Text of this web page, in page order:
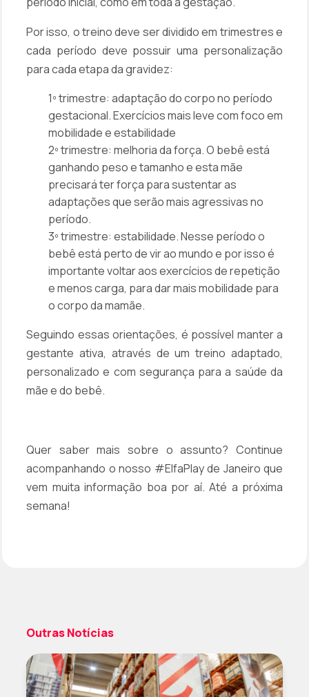
Por isso, o treino deve ser dividido em trimestres e
cada período deve possuir uma personalização
para cada etapa da gravidez:
1º trimestre: adaptação do corpo no período
gestacional. Exercícios mais leve com foco em
mobilidade e estabilidade
2º trimestre: melhoria da força. O bebê está
ganhando peso e tamanho e esta mãe
precisará ter força para sustentar as
adaptações que serão mais agressivas no
período.
3º trimestre: estabilidade. Nesse período o
bebê está perto de vir ao mundo e por isso é
importante voltar aos exercícios de repetição
e menos carga, para dar mais mobilidade para
o corpo da mamãe.
Seguindo essas orientações, é possível manter a
gestante ativa, através de um treino adaptado,
personalizado e com segurança para a saúde da
mãe e do bebê.
Quer saber mais sobre o assunto? Continue
acompanhando o nosso #ElfaPlay de Janeiro que
vem muita informação boa por aí. Até a próxima
semana!
Outras Notícias